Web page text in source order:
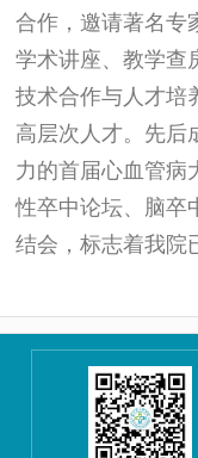
合作，邀请著名专
学术讲座、教学查
技术合作与人才培
高层次人才。先后
力的首届心血管病
性卒中论坛、脑卒
结会，标志着我院